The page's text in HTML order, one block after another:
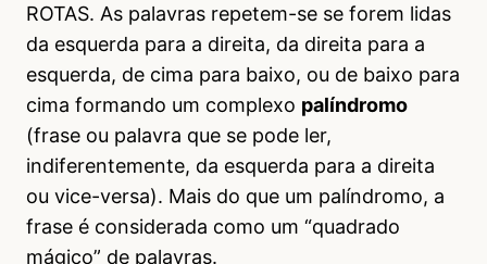
ROTAS. As palavras repetem-se se forem lidas
da esquerda para a direita, da direita para a
esquerda, de cima para baixo, ou de baixo para
cima formando um complexo palíndromo
(frase ou palavra que se pode ler,
indiferentemente, da esquerda para a direita
ou vice-versa). Mais do que um palíndromo, a
frase é considerada como um “quadrado
mágico” de palavras.